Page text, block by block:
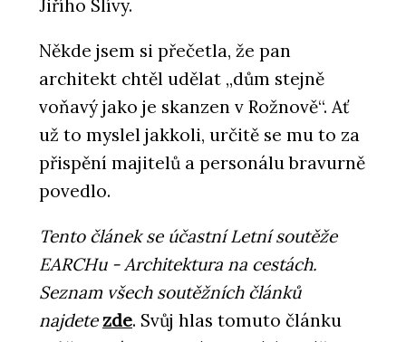
Jiřího Slívy.
Někde jsem si přečetla, že pan
architekt chtěl udělat „dům stejně
voňavý jako je skanzen v Rožnově“. Ať
už to myslel jakkoli, určitě se mu to za
přispění majitelů a personálu bravurně
povedlo.
Tento článek se účastní Letní soutěže
EARCHu - Architektura na cestách.
Seznam všech soutěžních článků
najdete zde. Svůj hlas tomuto článku